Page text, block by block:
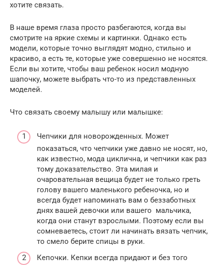
хотите связать.
В наше время глаза просто разбегаются, когда вы
смотрите на яркие схемы и картинки. Однако есть
модели, которые точно выглядят модно, стильно и
красиво, а есть те, которые уже совершенно не носятся.
Если вы хотите, чтобы ваш ребенок носил модную
шапочку, можете выбрать что-то из представленных
моделей.
Что связать своему малышу или малышке:
Чепчики для новорожденных. Может
показаться, что чепчики уже давно не носят, но,
как известно, мода циклична, и чепчики как раз
тому доказательство. Эта милая и
очаровательная вещица будет не только греть
голову вашего маленького ребеночка, но и
всегда будет напоминать вам о беззаботных
днях вашей девочки или вашего мальчика,
когда они станут взрослыми. Поэтому если вы
сомневаетесь, стоит ли начинать вязать чепчик,
то смело берите спицы в руки.
Кепочки. Кепки всегда придают и без того